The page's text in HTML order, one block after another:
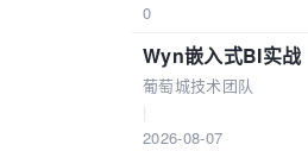
0
Wyn嵌入式BI实战
葡萄城技术团队
2026-08-07